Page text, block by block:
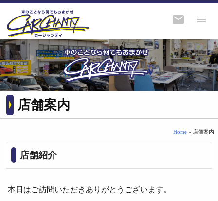
店舗案内
Home » 店舗案内
店舗紹介
本日はご訪問いただきありがとうございます。